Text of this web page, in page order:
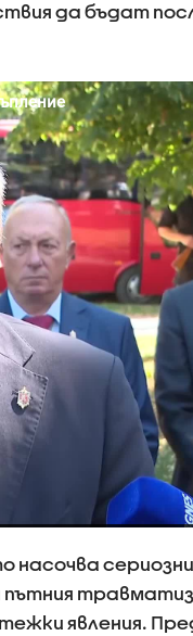
да бъдат
сериозни
пътния
явления.